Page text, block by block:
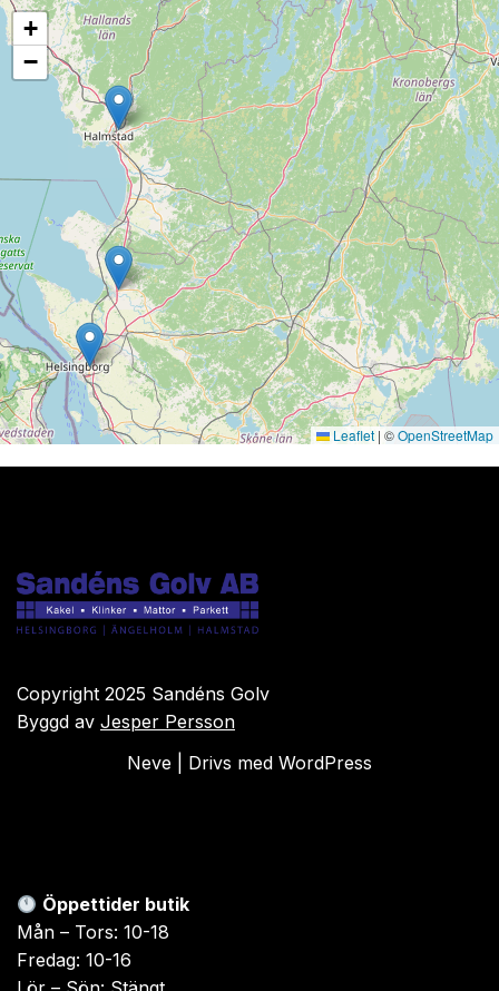
+
−
Leaflet | ©OpenStreetMap
Copyright 2025 Sandéns Golv
Byggd av Jesper Persson
Neve | Drivs med WordPress
Öppettider butik
Mån – Tors: 10-18
Fredag: 10-16